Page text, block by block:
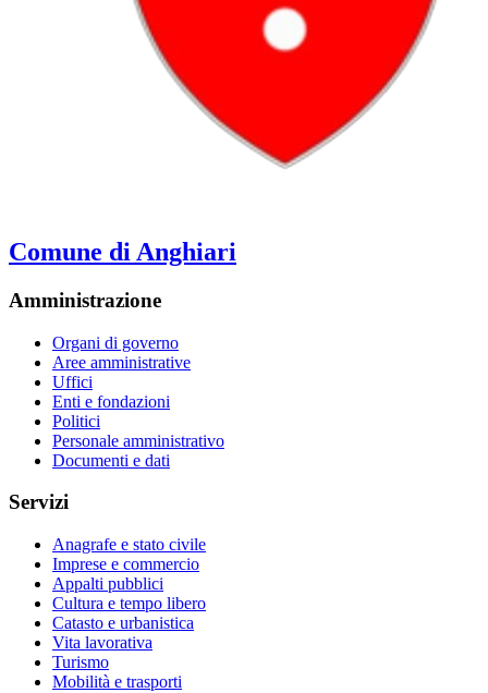
Comune di Anghiari
Amministrazione
Organi di governo
Aree amministrative
Uffici
Enti e fondazioni
Politici
Personale amministrativo
Documenti e dati
Servizi
Anagrafe e stato civile
Imprese e commercio
Appalti pubblici
Cultura e tempo libero
Catasto e urbanistica
Vita lavorativa
Turismo
Mobilità e trasporti